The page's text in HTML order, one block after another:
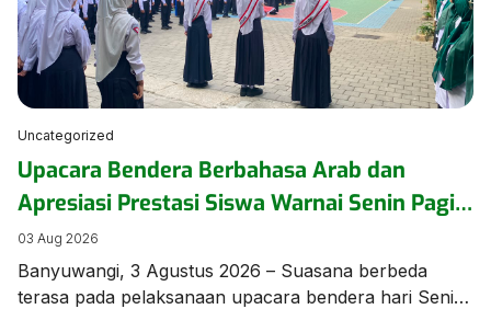
Uncategorized
Upacara Bendera Berbahasa Arab dan
Apresiasi Prestasi Siswa Warnai Senin Pagi
di MTsN 1 Banyuwangi
03 Aug 2026
Banyuwangi, 3 Agustus 2026 – Suasana berbeda
terasa pada pelaksanaan upacara bendera hari Senin,